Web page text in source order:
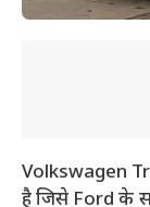
Volkswagen
है जिसे Ford के